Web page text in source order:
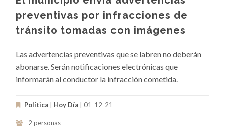
preventivas por infracciones de
tránsito tomadas con imágenes
Las advertencias preventivas que se labren no deberán
abonarse. Serán notificaciones electrónicas que
informarán al conductor la infracción cometida.
Política Hoy Día | 01-12-21
2 personas